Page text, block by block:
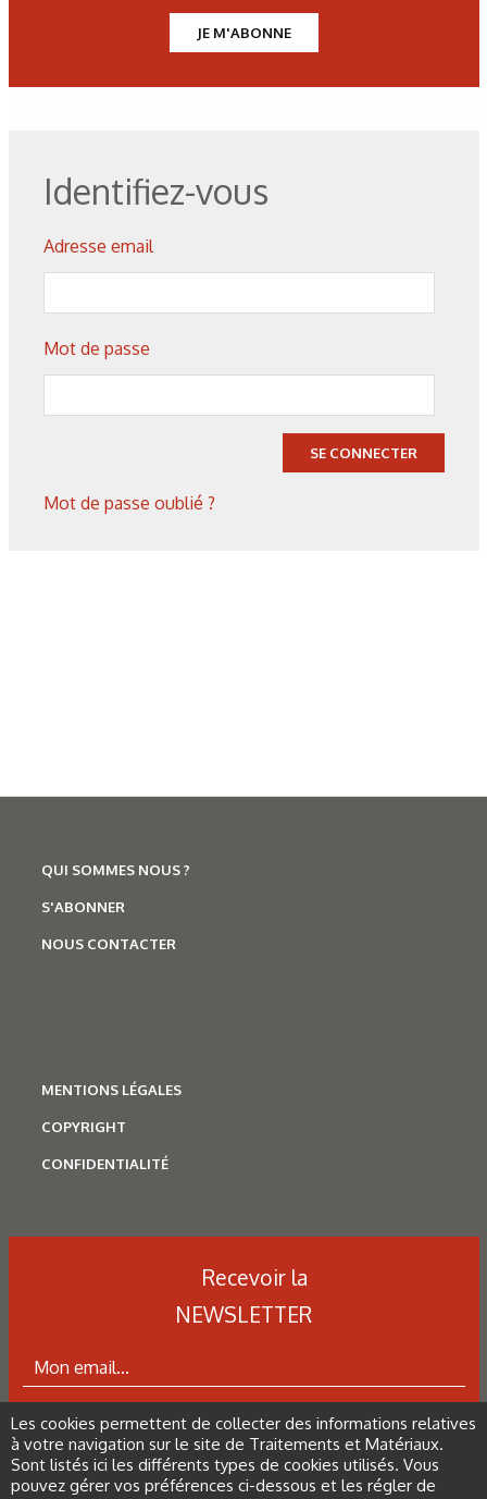
Caractérisation des hydrures
de titane : revue des principales
techniques d’analyse
superficielle
Simulation numérique
Simulation métallurgique
thermiques : une approche multi-
physique et multi-échelle
JE M'ABONNE
Identifiez-vous
Adresse email
Mot de passe
SE CONNECTER
Mot de passe oublié ?
QUI SOMMES NOUS ?
S'ABONNER
NOUS CONTACTER
MENTIONS LÉGALES
COPYRIGHT
CONFIDENTIALITÉ
Recevoir la
NEWSLETTER
ABONNEZ-VOUS À LA NEWSLETTER
Les cookies permettent de collecter des informations relatives
à votre navigation sur le site de Traitements et Matériaux.
Sont listés ici les différents types de cookies utilisés. Vous
pouvez gérer vos préférences ci-dessous et les régler de